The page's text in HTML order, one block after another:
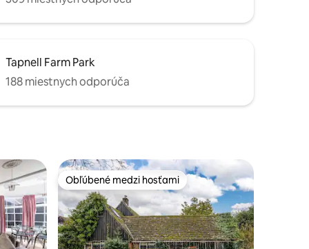
Tapnell Farm Park
188 miestnych odporúča
Obľúbené medzi hosťami
Obľúbené medzi hosťami